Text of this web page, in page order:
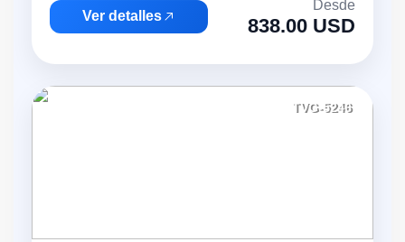
Ver detalles
Desde
838.00 USD
TVG-5246